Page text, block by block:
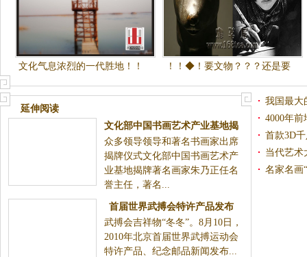
文化气息浓烈的一代胜地！！
！！◆！要文物？？？还是要
国民？？？！◆！！圆明园兽
首被拍卖事件
延伸阅读
文化部中国书画艺术产业基地揭
牌
众多领导领导和著名书画家出席
揭牌仪式文化部中国书画艺术产
业基地揭牌著名画家朱乃正任名
誉主任，著名...
首届世界武搏会特许产品发布
武搏会吉祥物“冬冬”。8月10日，
2010年北京首届世界武搏运动会
特许产品、纪念邮品新闻发布...
我国最大
4000年
首款3D
当代艺术
名家名画